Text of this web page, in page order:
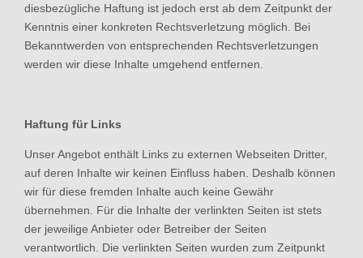
diesbezügliche Haftung ist jedoch erst ab dem Zeitpunkt der
Kenntnis einer konkreten Rechtsverletzung möglich. Bei
Bekanntwerden von entsprechenden Rechtsverletzungen
werden wir diese Inhalte umgehend entfernen.
Haftung für Links
Unser Angebot enthält Links zu externen Webseiten Dritter,
auf deren Inhalte wir keinen Einfluss haben. Deshalb können
wir für diese fremden Inhalte auch keine Gewähr
übernehmen. Für die Inhalte der verlinkten Seiten ist stets
der jeweilige Anbieter oder Betreiber der Seiten
verantwortlich. Die verlinkten Seiten wurden zum Zeitpunkt